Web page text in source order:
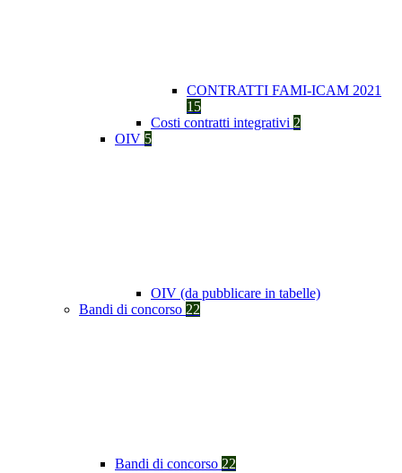
CONTRATTI FAMI-ICAM 2021
15
Costi contratti integrativi 2
OIV 5
OIV (da pubblicare in tabelle)
Bandi di concorso 22
Bandi di concorso 22